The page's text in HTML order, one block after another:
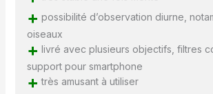
+ possibilité d’observation diurne,
oiseaux
+ livré avec plusieurs objectifs, filtres
support pour smartphone
+ très amusant à utiliser